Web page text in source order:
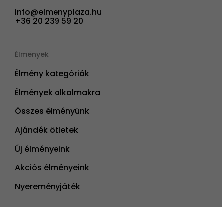
info@elmenyplaza.hu
+36 20 239 59 20
Élmények
Élmény kategóriák
Élmények alkalmakra
Összes élményünk
Ajándék ötletek
Új élményeink
Akciós élményeink
Nyereményjáték